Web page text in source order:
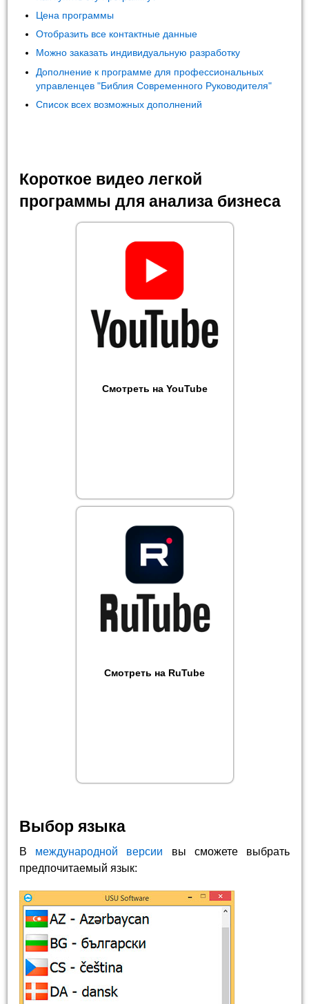
Цена программы
Отобразить все контактные данные
Можно заказать индивидуальную разработку
Дополнение к программе для профессиональных
управленцев "Библия Современного Руководителя"
Список всех возможных дополнений
Короткое видео легкой
программы для анализа бизнеса
Смотреть на YouTube
Смотреть на RuTube
Выбор языка
В международной версии вы сможете выбрать
предпочитаемый язык: